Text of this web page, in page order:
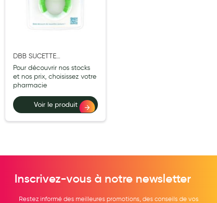
Les promotions
DBB SUCETTE
DECOUVERTE BLEU
TRANSLUCIDE
Pour découvrir nos stocks
et nos prix, choisissez votre
pharmacie
Voir le produit
Inscrivez-vous à notre newsletter
Restez informé des meilleures promotions, des conseils de vos